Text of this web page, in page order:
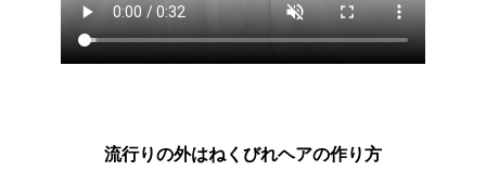
流行りの外はねくびれヘアの作り方